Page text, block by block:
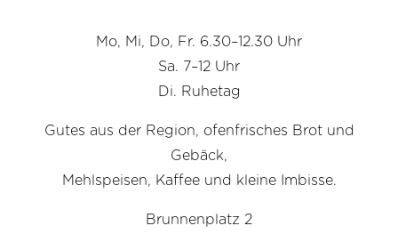
Mo, Mi, Do, Fr. 6.30–12.30 Uhr
Sa. 7–12 Uhr
Di. Ruhetag
Gutes aus der Region, ofenfrisches Brot und
Gebäck,
Mehlspeisen, Kaffee und kleine Imbisse.
Brunnenplatz 2